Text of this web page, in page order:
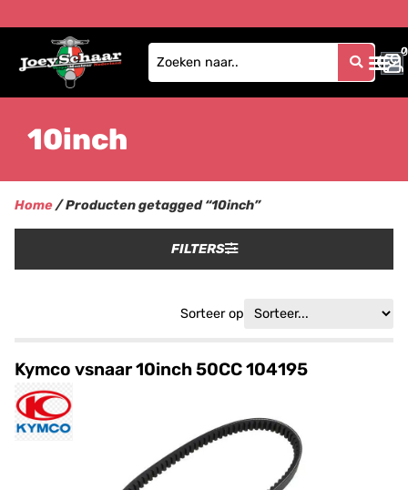
0
0
10inch
Home/ Producten getagged “10inch”
FILTERS
Sorteer op
Kymco vsnaar 10inch 50CC 104195